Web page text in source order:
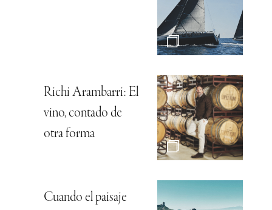
Richi Arambarri: El
vino, contado de
otra forma
Cuando el paisaje